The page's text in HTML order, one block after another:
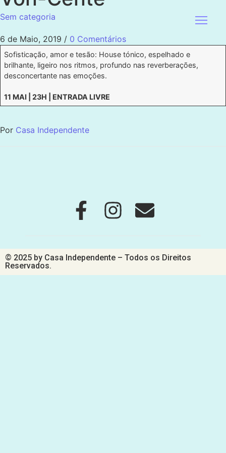
Sem categoria
6 de Maio, 2019 / 0 Comentários
Sofisticação, amor e tesão: House tónico, espelhado e
brilhante, ligeiro nos ritmos, profundo nas reverberações,
desconcertante nas emoções.
11 MAI | 23H | ENTRADA LIVRE
Por Casa Independente
© 2025 by Casa Independente – Todos os Direitos
Reservados.